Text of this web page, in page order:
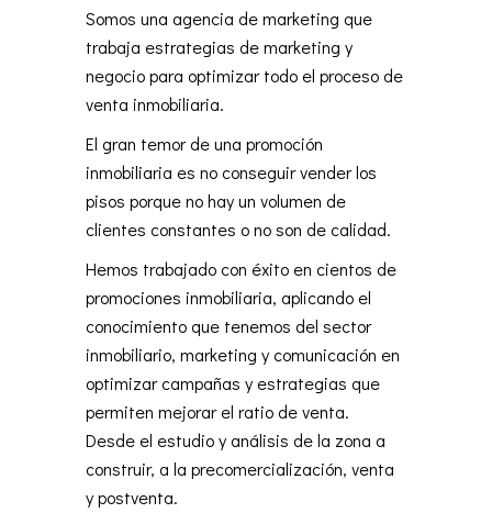
Somos una agencia de marketing que
trabaja estrategias de marketing y
negocio para optimizar todo el proceso de
venta inmobiliaria.
El gran temor de una promoción
inmobiliaria es no conseguir vender los
pisos porque no hay un volumen de
clientes constantes o no son de calidad.
Hemos trabajado con éxito en cientos de
promociones inmobiliaria, aplicando el
conocimiento que tenemos delsector
inmobiliario, marketing y comunicación en
optimizar campañas y estrategias que
permiten mejorar el ratio de venta.
Desde el estudio y análisis de la zona a
construir, a la precomercialización, venta
y postventa.